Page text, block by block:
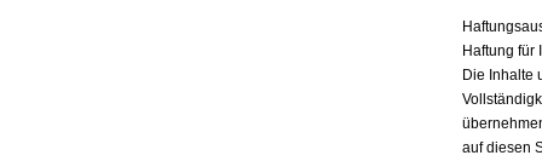
Haftung für
Die Inhalte
auf diesen